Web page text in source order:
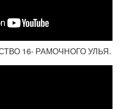
16- РАМОЧНОГО УЛЬЯ.